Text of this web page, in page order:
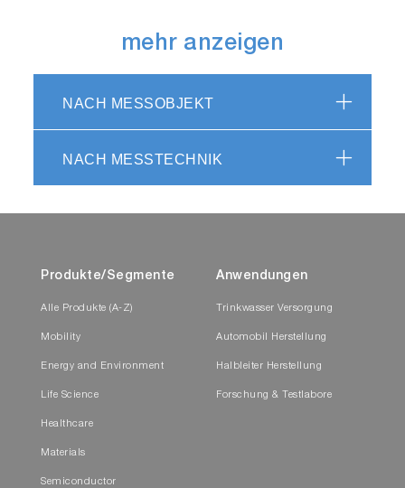
mehr anzeigen
NACH MESSOBJEKT
NACH MESSTECHNIK
Produkte/Segmente
Alle Produkte (A-Z)
Mobility
Energy and Environment
Life Science
Healthcare
Materials
Semiconductor
Anwendungen
Trinkwasser Versorgung
Automobil Herstellung
Halbleiter Herstellung
Forschung & Testlabore